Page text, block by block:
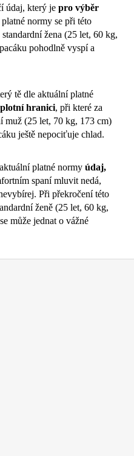
údaj, který je pro výběr
normy se při této
žena (25 let, 60 kg,
pohodlně vyspí a
tě dle aktuální platné
hranici, při které za
muž (25 let, 70 kg, 173 cm)
ještě nepociťuje chlad.
platné normy údaj,
spaní mluvit nedá,
Při překročení této
ženě (25 let, 60 kg,
může jednat o vážné